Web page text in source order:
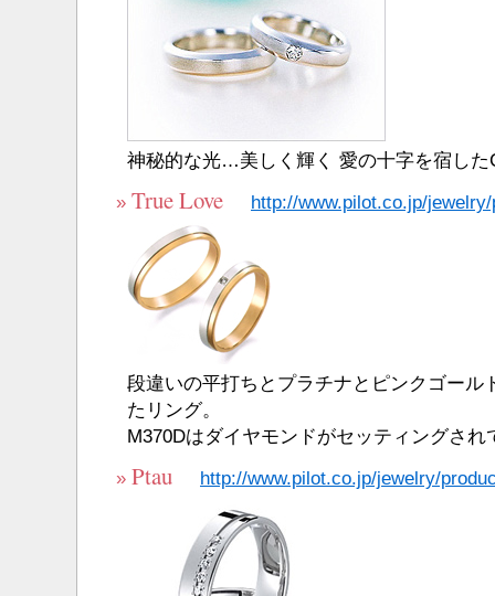
神秘的な光…美しく輝く 愛の十字を宿した
» True Love http://www.pilot.co.jp/
段違いの平打ちとプラチナとピンクゴール
たリング。
M370Dはダイヤモンドがセッティングされ
» Ptau http://www.pilot.co.jp/jewelry/